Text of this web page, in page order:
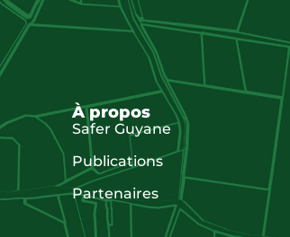
À propos
Safer Guyane
Publications
Partenaires